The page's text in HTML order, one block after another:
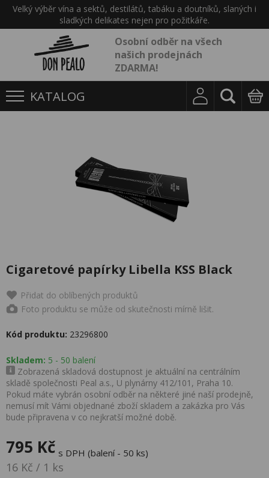
Velký výběr vína a sektů, destilátů, tabáku a doutníků, slaných i
sladkých delikates nejen pro požitkáře.
Osobní odběr na všech
našich prodejnách
ZDARMA!
KATALOG
Cigaretové papírky Libella KSS Black
Přidat do oblíbených produktů
Foto produktu se může od skutečnosti mírně lišit.
Kód produktu: 23296800
Skladem: 5 - 50 balení
Zobrazená skladová dostupnost je aktuální na centrálním
skladě společnosti Peal a.s., U plynárny 412/101, Praha 10.
Pokud máte vybrán osobní odběr na některé jiné naší prodejně,
nemusí mít Vámi objednané zboží skladem a zakázka pro Vás
bude připravena v co nejkratší možné době.
795 Kč s DPH (balení - 50 ks)
16 Kč / 1 ks